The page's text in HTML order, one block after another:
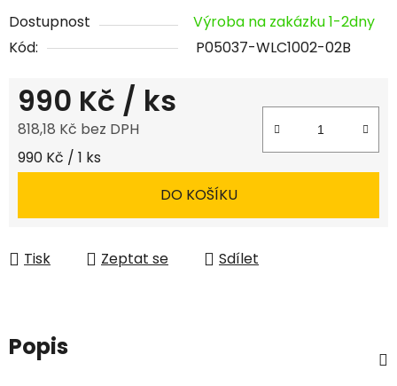
Dostupnost
Výroba na zakázku 1-2dny
Kód:
P05037-WLC1002-02B
990 Kč / ks
818,18 Kč bez DPH
Měrná cena:
990 Kč / 1 ks
DO KOŠÍKU
Tisk Zeptat se Sdílet
Popis